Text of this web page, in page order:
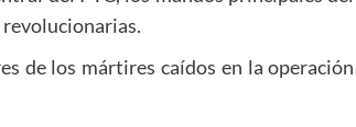
de los mártires caídos en la operación